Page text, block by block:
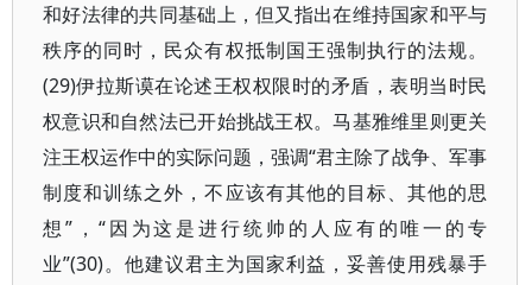
和好法律的共同基础上，但又指出在维持国家和平与
秩序的同时，民众有权抵制国王强制执行的法规。
(29)伊拉斯谟在论述王权权限时的矛盾，表明当时民
权意识和自然法已开始挑战王权。马基雅维里则更关
注王权运作中的实际问题，强调“君主除了战争、军事
制度和训练之外，不应该有其他的目标、其他的思
想”，“因为这是进行统帅的人应有的唯一的专
业”(30)。他建议君主为国家利益，妥善使用残暴手